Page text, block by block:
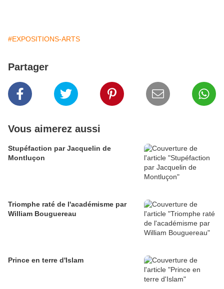
#EXPOSITIONS-ARTS
Partager
Vous aimerez aussi
Stupéfaction par Jacquelin de
Montluçon
Triomphe raté de l'académisme par
William Bouguereau
Prince en terre d'Islam